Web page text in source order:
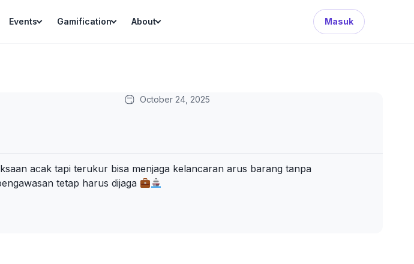
Events Gamification About Masuk
Search Button
October 24, 2025
acak tapi terukur bisa menjaga kelancaran arus barang tanpa
tetap harus dijaga